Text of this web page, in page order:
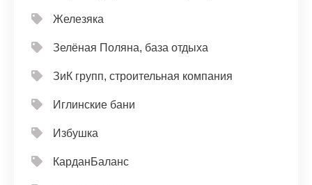
Железяка
Зелёная Поляна, база отдыха
ЗиК групп, строительная компания
Иглинские бани
Избушка
КарданБаланс